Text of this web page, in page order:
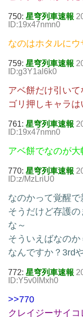
750: 星穹列車速報
ID:19x47nmn0
なのはホタルに
759: 星穹列車速報
ID:g3Y1al6k0
アベ餅だけ引い
ゴリ押しキャラは
761: 星穹列車速報
ID:19x47nmn0
アベ餅でなのが
770: 星穹列車速報
ID:z/MzLriU0
なのかって覚醒
そうだけど存護
な～
そういえばなの
なんですか？3rd
772: 星穹列車速報
ID:Y5v0IMxh0
>>770
クレイジーサイ